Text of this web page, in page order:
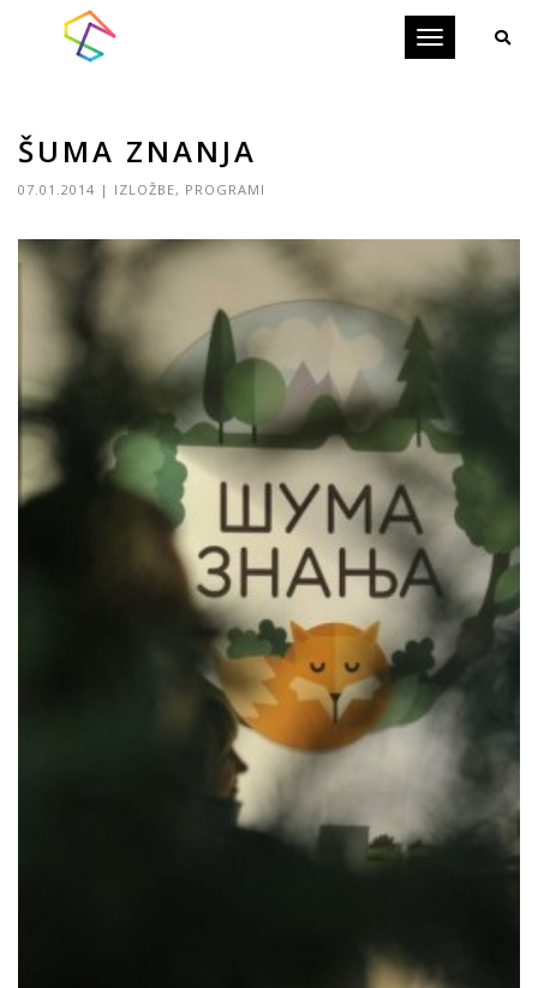
Toggle
ŠUMA ZNANJA
07.01.2014 | IZLOŽBE, PROGRAMI